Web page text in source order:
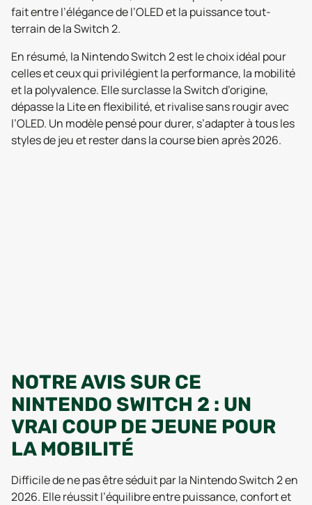
fait entre l’élégance de l’OLED et la puissance tout-
terrain de la Switch 2.
En résumé, la Nintendo Switch 2 est le choix idéal pour
celles et ceux qui privilégient la performance, la mobilité
et la polyvalence. Elle surclasse la Switch d’origine,
dépasse la Lite en flexibilité, et rivalise sans rougir avec
l’OLED. Un modèle pensé pour durer, s’adapter à tous les
styles de jeu et rester dans la course bien après 2026.
NOTRE AVIS SUR CE
NINTENDO SWITCH 2 : UN
VRAI COUP DE JEUNE POUR
LA MOBILITÉ
Difficile de ne pas être séduit par la Nintendo Switch 2 en
2026. Elle réussit l’équilibre entre puissance, confort et